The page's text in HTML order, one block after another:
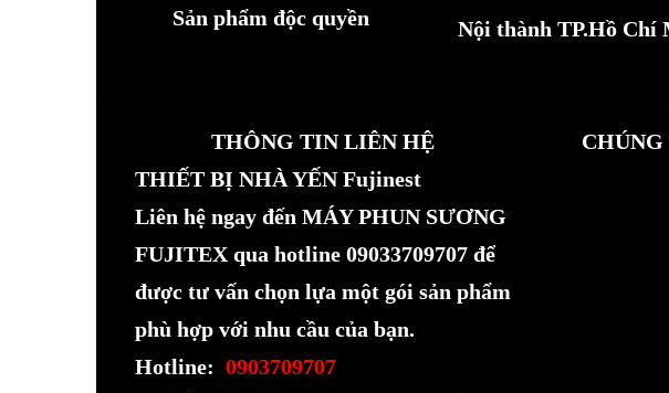
Sản phẩm độc quyền
Nội thành TP.Hồ Chí
THÔNG TIN LIÊN HỆ
THIẾT BỊ NHÀ YẾN Fujinest
Liên hệ ngay đến MÁY PHUN SƯƠNG
FUJITEX qua hotline 09033709707 để
được tư vấn chọn lựa một gói sản phẩm
phù hợp với nhu cầu của bạn.
Hotline: 0903709707